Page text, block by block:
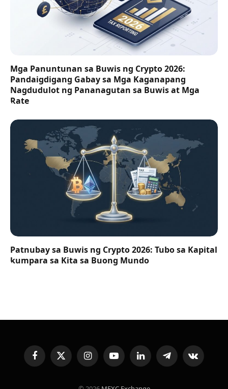
Mga Panuntunan sa Buwis ng Crypto 2026:
Pandaigdigang Gabay sa Mga Kaganapang
Nagdudulot ng Pananagutan sa Buwis at Mga
Rate
Patnubay sa Buwis ng Crypto 2026: Tubo sa Kapital
kumpara sa Kita sa Buong Mundo
FacebookX
(Twitter)
InstagramYouTubeLinkedInTelegramVKontakte